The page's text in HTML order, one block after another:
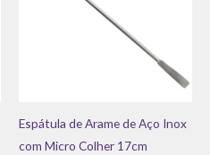
Espátula de Arame de Aço Inox
com Micro Colher 17cm